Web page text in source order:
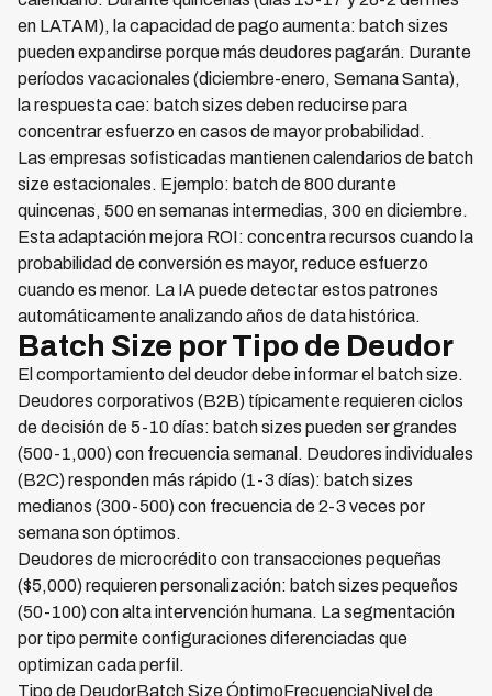
en LATAM), la capacidad de pago aumenta: batch sizes
pueden expandirse porque más deudores pagarán. Durante
períodos vacacionales (diciembre-enero, Semana Santa),
la respuesta cae: batch sizes deben reducirse para
concentrar esfuerzo en casos de mayor probabilidad.
Las empresas sofisticadas mantienen calendarios de batch
size estacionales. Ejemplo: batch de 800 durante
quincenas, 500 en semanas intermedias, 300 en diciembre.
Esta adaptación mejora ROI: concentra recursos cuando la
probabilidad de conversión es mayor, reduce esfuerzo
cuando es menor. La IA puede detectar estos patrones
automáticamente analizando años de data histórica.
Batch Size por Tipo de Deudor
El comportamiento del deudor debe informar el batch size.
Deudores corporativos (B2B) típicamente requieren ciclos
de decisión de 5-10 días: batch sizes pueden ser grandes
(500-1,000) con frecuencia semanal. Deudores individuales
(B2C) responden más rápido (1-3 días): batch sizes
medianos (300-500) con frecuencia de 2-3 veces por
semana son óptimos.
Deudores de microcrédito con transacciones pequeñas
($5,000) requieren personalización: batch sizes pequeños
(50-100) con alta intervención humana. La segmentación
por tipo permite configuraciones diferenciadas que
optimizan cada perfil.
Tipo de DeudorBatch Size ÓptimoFrecuenciaNivel de